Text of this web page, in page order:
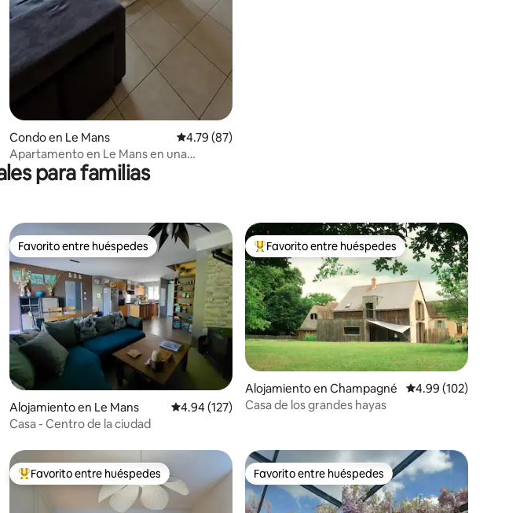
Condo en Le Mans Calificación promedio: 4.79 de 5, 87 reseñas
4.79 (87)
Apartamento en Le Mans en una
residencia moderna.
para familias
4.97 de 5, 156 reseñas
Favorito entre huéspedes
Favorito entre huéspedes
Alojamiento en Le Mans Calificación promedio: 4.94 de 5, 127 reseñas
4.94 (127)
Casa - Centro de la ciudad
Favorito entre huéspedes preferido
Favorito entre huéspedes
Alojamiento en Champagné Calificación promedio:
4.99 (102)
Casa de los grandes hayas
Favorito entre huéspedes preferido
Favorito entre huéspedes Favorito entre huéspedes
Favorito entre huéspedes